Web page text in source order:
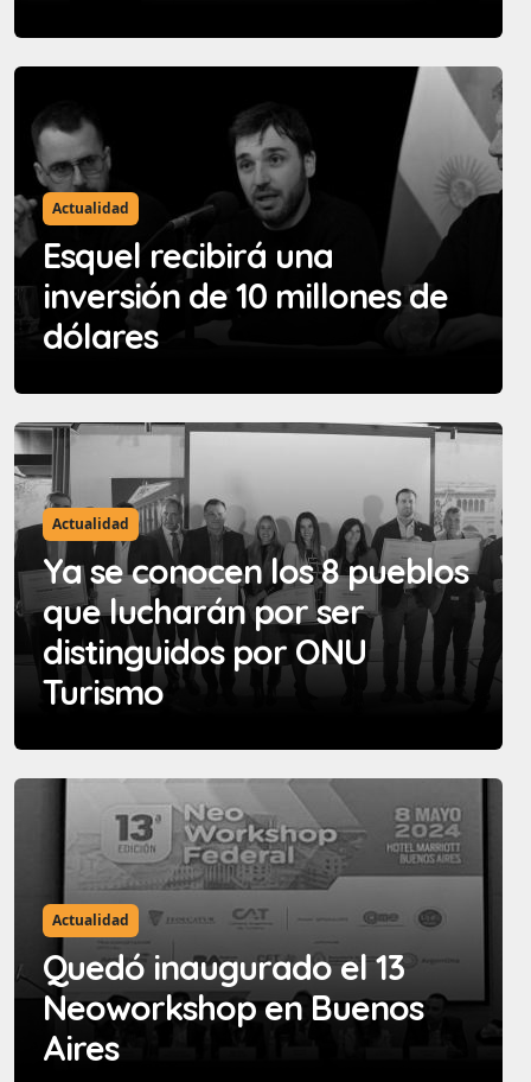
Actualidad
Esquel recibirá una
inversión de 10 millones de
dólares
Actualidad
Ya se conocen los 8 pueblos
que lucharán por ser
distinguidos por ONU
Turismo
Actualidad
Quedó inaugurado el 13
Neoworkshop en Buenos
Aires